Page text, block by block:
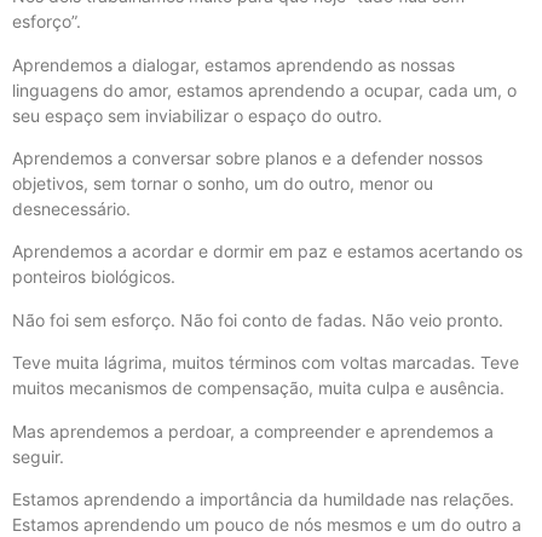
esforço”.
Aprendemos a dialogar, estamos aprendendo as nossas
linguagens do amor, estamos aprendendo a ocupar, cada um, o
seu espaço sem inviabilizar o espaço do outro.
Aprendemos a conversar sobre planos e a defender nossos
objetivos, sem tornar o sonho, um do outro, menor ou
desnecessário.
Aprendemos a acordar e dormir em paz e estamos acertando os
ponteiros biológicos.
Não foi sem esforço. Não foi conto de fadas. Não veio pronto.
Teve muita lágrima, muitos términos com voltas marcadas. Teve
muitos mecanismos de compensação, muita culpa e ausência.
Mas aprendemos a perdoar, a compreender e aprendemos a
seguir.
Estamos aprendendo a importância da humildade nas relações.
Estamos aprendendo um pouco de nós mesmos e um do outro a